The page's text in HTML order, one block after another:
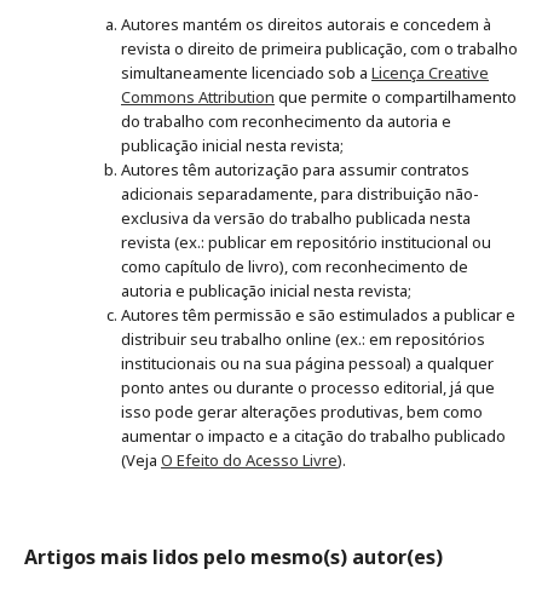
Autores mantém os direitos autorais e concedem à
revista o direito de primeira publicação, com o trabalho
simultaneamente licenciado sob a Licença Creative
Commons Attribution que permite o compartilhamento
do trabalho com reconhecimento da autoria e
publicação inicial nesta revista;
Autores têm autorização para assumir contratos
adicionais separadamente, para distribuição não-
exclusiva da versão do trabalho publicada nesta
revista (ex.: publicar em repositório institucional ou
como capítulo de livro), com reconhecimento de
autoria e publicação inicial nesta revista;
Autores têm permissão e são estimulados a publicar e
distribuir seu trabalho online (ex.: em repositórios
institucionais ou na sua página pessoal) a qualquer
ponto antes ou durante o processo editorial, já que
isso pode gerar alterações produtivas, bem como
aumentar o impacto e a citação do trabalho publicado
(Veja O Efeito do Acesso Livre).
Artigos mais lidos pelo mesmo(s) autor(es)